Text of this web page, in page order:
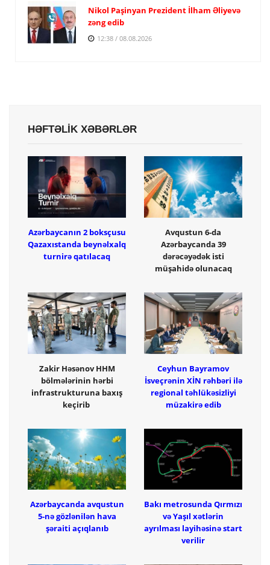
Nikol Paşinyan Prezident İlham Əliyevə
zəng edib
12:38 / 08.08.2026
HƏFTƏLİK XƏBƏRLƏR
Azərbaycanın 2 boksçusu
Qazaxıstanda beynəlxalq
turnirə qatılacaq
Avqustun 6-da
Azərbaycanda 39
dərəcəyədək isti
müşahidə olunacaq
Zakir Həsənov HHM
bölmələrinin hərbi
infrastrukturuna baxış
keçirib
Ceyhun Bayramov
İsveçrənin XİN rəhbəri ilə
regional təhlükəsizliyi
müzakirə edib
Azərbaycanda avqustun
5-nə gözlənilən hava
şəraiti açıqlanıb
Bakı metrosunda Qırmızı
və Yaşıl xətlərin
ayrılması layihəsinə start
verilir